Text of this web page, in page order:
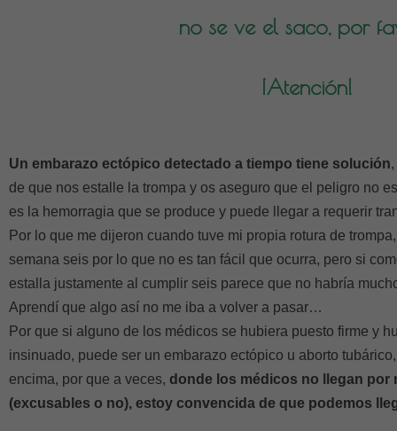
no se ve el saco, por
¡Atención!
Un embarazo ectópico detectado a tiempo tiene solución
de que nos estalle la trompa y os aseguro que el peligro no
es la hemorragia que se produce y puede llegar a requerir
Por lo que me dijeron cuando tuve mi propia rotura de
semana seis por lo que no es tan fácil que ocurra, pero si
estalla justamente al cumplir seis parece que no habría
Aprendí que algo así no me iba a volver a pasar…
Por que si alguno de los médicos se hubiera puesto firme y
insinuado, puede ser un embarazo ectópico u aborto
encima, por que a veces, donde los médicos no llegan por
(excusables o no), estoy convencida de que podemos